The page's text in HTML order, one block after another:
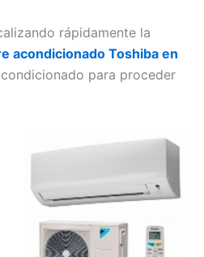
rápidamente la
acondicionado Toshiba en
para proceder